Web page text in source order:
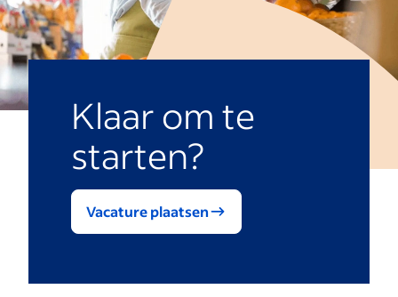
Klaar om te
starten?
Vacature plaatsen